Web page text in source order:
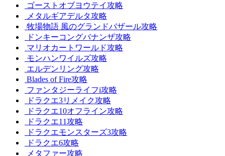
ゴーストオブヨウテイ攻略
メタルギアデルタ攻略
牧場物語 風のグランドバザール攻略
ドンキーコングバナンザ攻略
マリオカートワールド攻略
モンハンワイルズ攻略
エルデンリング攻略
Blades of Fire攻略
ファンタジーライフi攻略
ドラクエ3リメイク攻略
ドラクエ10オフライン攻略
ドラクエ11攻略
ドラクエモンスターズ3攻略
ドラクエ6攻略
メタファー攻略